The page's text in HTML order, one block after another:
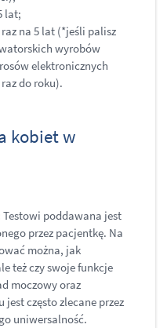
lat;
na 5 lat (*jeśli palisz
wyrobów
elektronicznych
do roku).
kobiet w
Testowi poddawana jest
przez pacjentkę. Na
można, jak
też czy swoje funkcje
moczowy oraz
często zlecane przez
uniwersalność.